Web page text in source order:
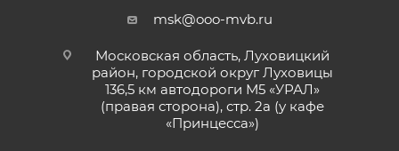
msk@ooo-mvb.ru
Московская область, Луховицкий
район, городской округ Луховицы
136,5 км автодороги М5 «УРАЛ»
(правая сторона), стр. 2а (у кафе
«‎Принцесса»)